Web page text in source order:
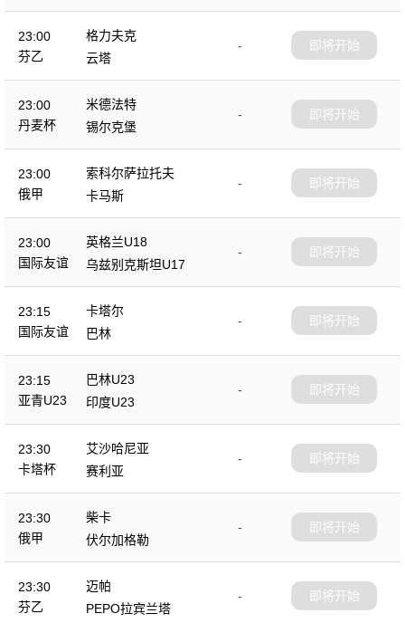
23:00
芬乙
格力夫克
-
云塔
即将开始
23:00
丹麦杯
米德法特
-
锡尔克堡
即将开始
23:00
俄甲
索科尔萨拉托夫
-
卡马斯
即将开始
23:00
国际友谊
英格兰U18
-
乌兹别克斯坦U17
即将开始
23:15
国际友谊
卡塔尔
-
巴林
即将开始
23:15
亚青U23
巴林U23
-
印度U23
即将开始
23:30
卡塔杯
艾沙哈尼亚
-
赛利亚
即将开始
23:30
俄甲
柴卡
-
伏尔加格勒
即将开始
23:30
芬乙
迈帕
-
PEPO拉宾兰塔
即将开始